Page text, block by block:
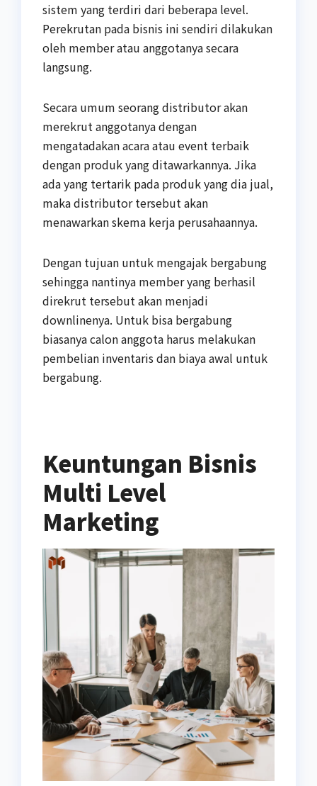
sistem yang terdiri dari beberapa level.
Perekrutan pada bisnis ini sendiri dilakukan
oleh member atau anggotanya secara
langsung.
Secara umum seorang distributor akan
merekrut anggotanya dengan
mengatadakan acara atau event terbaik
dengan produk yang ditawarkannya. Jika
ada yang tertarik pada produk yang dia jual,
maka distributor tersebut akan
menawarkan skema kerja perusahaannya.
Dengan tujuan untuk mengajak bergabung
sehingga nantinya member yang berhasil
direkrut tersebut akan menjadi
downlinenya. Untuk bisa bergabung
biasanya calon anggota harus melakukan
pembelian inventaris dan biaya awal untuk
bergabung.
Keuntungan Bisnis
Multi Level
Marketing